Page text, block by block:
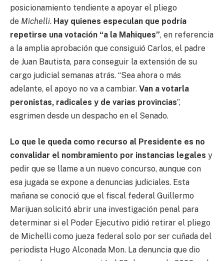
posicionamiento tendiente a apoyar el pliego
de Michelli. Hay quienes especulan que podría
repetirse una votación “a la Mahiques”, en referencia
a la amplia aprobación que consiguió Carlos, el padre
de Juan Bautista, para conseguir la extensión de su
cargo judicial semanas atrás. “Sea ahora o más
adelante, el apoyo no va a cambiar. Van a votarla
peronistas, radicales y de varias provincias”,
esgrimen desde un despacho en el Senado.
Lo que le queda como recurso al Presidente es no
convalidar el nombramiento por instancias legales y
pedir que se llame a un nuevo concurso, aunque con
esa jugada se expone a denuncias judiciales. Esta
mañana se conoció que el fiscal federal Guillermo
Marijuan solicitó abrir una investigación penal para
determinar si el Poder Ejecutivo pidió retirar el pliego
de Michelli como jueza federal solo por ser cuñada del
periodista Hugo Alconada Mon. La denuncia que dio